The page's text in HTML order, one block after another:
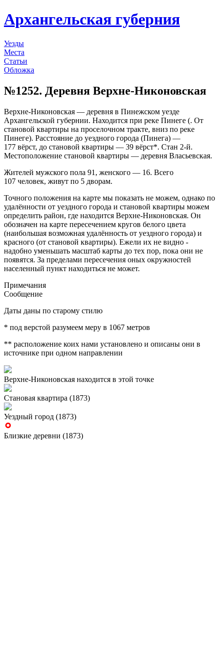
Архангельская губерния
Уезды
Места
Статьи
Обложка
№1252. Деревня Верхне-Никоновская
Верхне-Никоновская — деревня в Пинежском уезде
Архангельской губернии. Находится при реке Пинеге (. От
становой квартиры на проселочном тракте, вниз по реке
Пинеге). Расстояние до уездного города (Пинега) —
177 вёрст, до становой квартиры — 39 вёрст*. Стан 2-й.
Местоположение становой квартиры — деревня Власьевская.
Жителей мужского пола 91, женского — 16. Всего
107 человек, живут по 5 дворам.
Точного положения на карте мы показать не можем, однако по
удалённости от уездного города и становой квартиры можем
определить район, где находится Верхне-Никоновская. Он
обозначен на карте пересечением кругов белого цвета
(наибольшая возможная удалённость от уездного города) и
красного (от становой квартиры). Ежели их не видно -
надобно уменьшать масштаб карты до тех пор, пока они не
появятся. За пределами пересечения оных окружностей
населенный пункт находиться не может.
Примечания
Сообщение
Даты даны по старому стилю
* под верстой разумеем меру в 1067 метров
** расположение коих нами установлено и описаны они в
источнике при одном направлении
Верхне-Никоновская находится в этой точке
Становая квартира (1873)
Уездный город (1873)
Близкие деревни (1873)